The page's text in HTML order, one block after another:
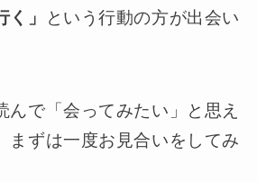
」
という行動の方が出会い
んで「会ってみたい」と思え
まずは一度お見合いをしてみ